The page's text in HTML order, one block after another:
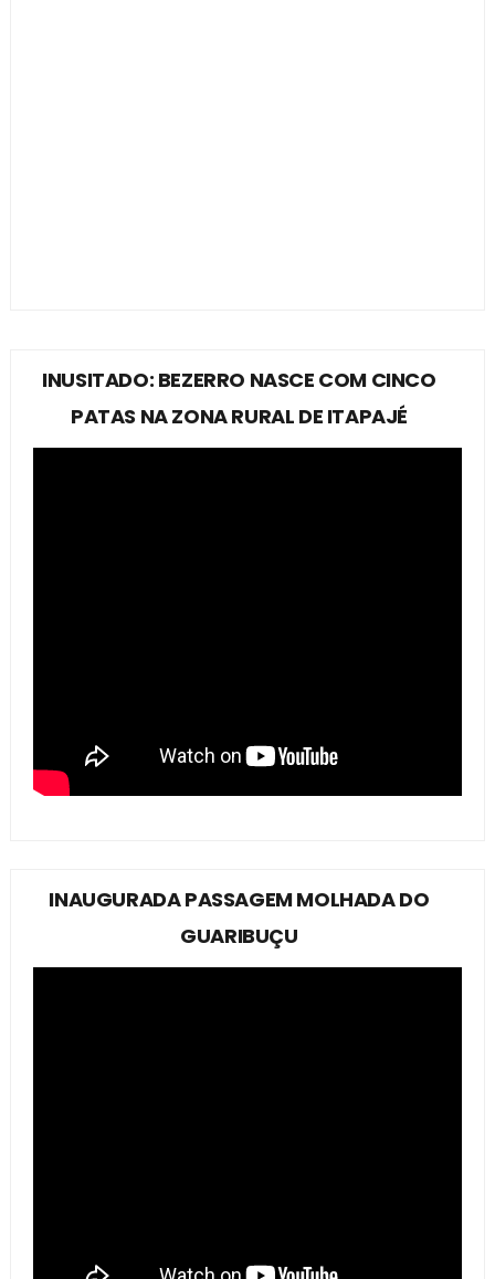
INUSITADO: BEZERRO NASCE COM CINCO
PATAS NA ZONA RURAL DE ITAPAJÉ
INAUGURADA PASSAGEM MOLHADA DO
GUARIBUÇU